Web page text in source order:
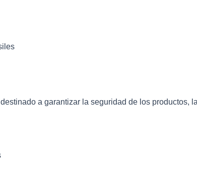
a garantizar la seguridad de los productos,